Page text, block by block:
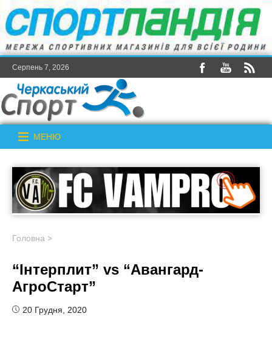
Серпень 7, 2026
МЕНЮ
Головна >
“Інтерплит” vs “Авангард-
АгроСтарт”
20 Грудня, 2020